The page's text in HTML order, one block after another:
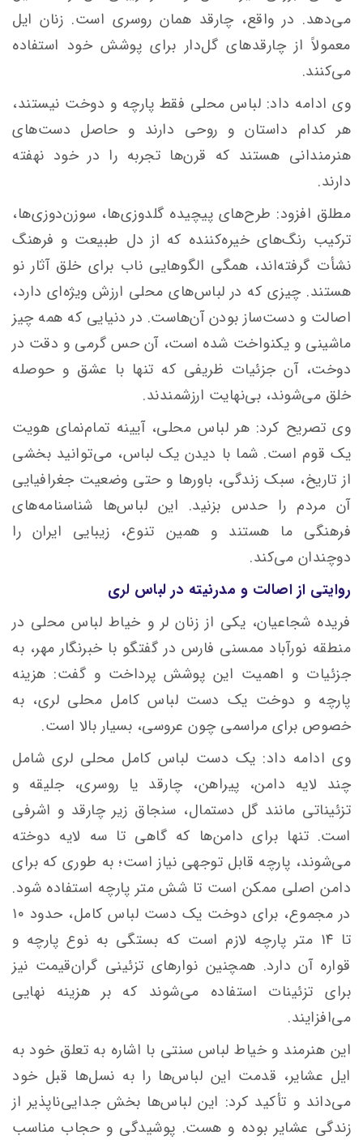
می‌دهد. در واقع، چارقد همان روسری است. زنان ایل
معمولاً از چارقدهای گل‌دار برای پوشش خود استفاده
می‌کنند.
وی ادامه داد: لباس محلی فقط پارچه و دوخت نیستند،
هر کدام داستان و روحی دارند و حاصل دست‌های
هنرمندانی هستند که قرن‌ها تجربه را در خود نهفته‌
دارند.
‌مطلق افزود: طرح‌های پیچیده‌ گلدوزی‌ها، سوزن‌دوزی‌ها،
ترکیب رنگ‌های خیره‌کننده که از دل طبیعت و فرهنگ
نشأت گرفته‌اند، همگی الگوهایی ناب برای خلق آثار نو
هستند. چیزی که در لباس‌های محلی ارزش ویژه‌ای دارد،
اصالت و دست‌ساز بودن آن‌هاست. در دنیایی که همه چیز
ماشینی و یکنواخت شده است، آن حس گرمی و دقت در
دوخت، آن جزئیات ظریفی که تنها با عشق و حوصله
خلق می‌شوند، بی‌نهایت ارزشمندند.
‌وی تصریح کرد: هر لباس محلی، آیینه تمام‌نمای هویت
یک قوم است. شما با دیدن یک لباس، می‌توانید بخشی
از تاریخ، سبک زندگی، باورها و حتی وضعیت جغرافیایی
آن مردم را حدس بزنید. این لباس‌ها شناسنامه‌های
فرهنگی ما هستند و همین تنوع، زیبایی ایران را
دوچندان می‌کند.
روایتی از اصالت و مدرنیته در لباس لری
فریده شجاعیان، یکی از زنان لر و خیاط لباس محلی در
منطقه نورآباد ممسنی فارس در گفتگو با خبرنگار مهر، به
جزئیات و اهمیت این پوشش پرداخت و گفت: هزینه
پارچه و دوخت یک دست لباس کامل محلی لری، به
خصوص برای مراسمی چون عروسی، بسیار بالا است.
وی ادامه داد: یک دست لباس کامل محلی لری شامل
چند لایه دامن، پیراهن، چارقد یا روسری، جلیقه و
تزئیناتی مانند گل دستمال، سنجاق زیر چارقد و اشرفی
است. تنها برای دامن‌ها که گاهی تا سه لایه دوخته
می‌شوند، پارچه قابل توجهی نیاز است؛ به طوری که برای
دامن اصلی ممکن است تا شش متر پارچه استفاده شود.
در مجموع، برای دوخت یک دست لباس کامل، حدود ۱۰
تا ۱۴ متر پارچه لازم است که بستگی به نوع پارچه و
قواره آن دارد. همچنین نوارهای تزئینی گران‌قیمت نیز
برای تزئینات استفاده می‌شوند که بر هزینه نهایی
می‌افزایند.
این هنرمند و خیاط لباس سنتی با اشاره به تعلق خود به
ایل عشایر، قدمت این لباس‌ها را به نسل‌ها قبل خود
می‌داند و تأکید کرد: این لباس‌ها بخش جدایی‌ناپذیر از
زندگی عشایر بوده و هست. پوشیدگی و حجاب مناسب